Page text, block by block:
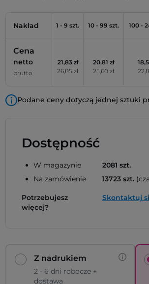
Nakład 1 - 9 szt. 10 - 99 szt. 100 -
Cena
netto
brutto
21,83 zł
26,85 zł
20,81 zł
25,60 zł
Podane ceny dotyczą jednej sztuki
Dostępność
W magazynie
Na zamówienie
2081 szt.
13723 szt.
Potrzebujesz
więcej?
Skontaktuj
Z nadrukiem
2 - 6 dni robocze +
dostawa